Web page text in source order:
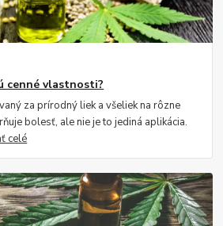
cenné vlastnosti?
za prírodný liek a všeliek na rôzne
bolesť, ale nie je to jediná aplikácia.
celé